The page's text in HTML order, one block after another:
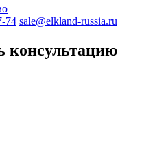
74 sale@elkland-russia.ru
консультацию